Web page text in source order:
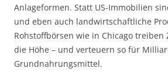
Anlageformen. Statt US-Immobilien
und eben auch landwirtschaftliche
Rohstoffbörsen wie in Chicago treiben
die Höhe – und verteuern so für
Grundnahrungsmittel.